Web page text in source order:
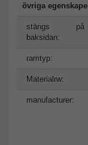
övriga
stängs på
baksidan:
ramtyp:
Materialrw:
manufacturer: